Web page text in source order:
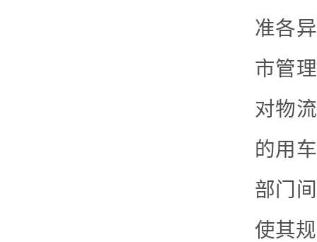
准各
市管
对物
的用
部门
使其